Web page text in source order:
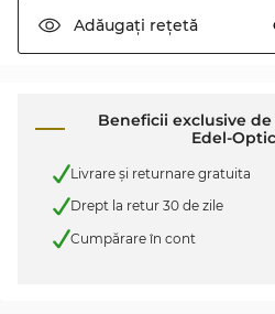
Adăugați rețetă
Beneficii exclusive
Edel-
Livrare şi returnare gratuita
Drept la retur 30 de zile
Cumpărare în cont